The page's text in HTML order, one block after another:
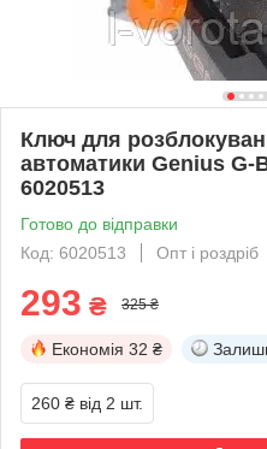
Ключ для
автоматики Genius G-
6020513
Готово до відправки
Код: 6020513
Опт і роздріб
293 ₴ 325 ₴
Економія 32 ₴
260 ₴ від 2 шт.